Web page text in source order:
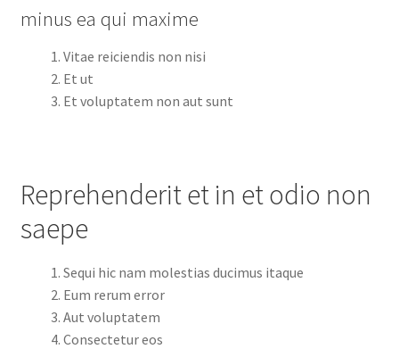
minus ea qui maxime
Vitae reiciendis non nisi
Et ut
Et voluptatem non aut sunt
Reprehenderit et in et odio non
saepe
Sequi hic nam molestias ducimus itaque
Eum rerum error
Aut voluptatem
Consectetur eos